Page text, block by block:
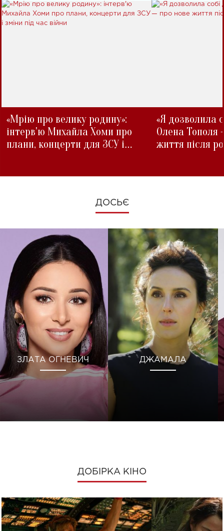
«Мрію про велику родину»:
інтерв'ю Михайла Хоми про
плани, концерти для ЗСУ і
«Я дозволила
Олена Тополя
життя після
ДОСЬЄ
ЗЛАТА ОГНЕВИЧ ДЖАМАЛА
ДОБІРКА КІНО